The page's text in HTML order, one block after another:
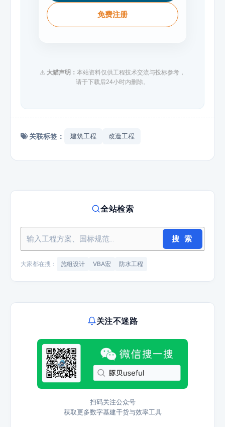
免费注册
⚠️ 大猫声明： 本站资料仅供工程技术交流与投标参考，
请于下载后24小时内删除。
关联标签： 建筑工程 改造工程
全站检索
搜 索
大家都在搜： 施组设计 VBA宏 防水工程
关注不迷路
扫码关注公众号
获取更多数字基建干货与效率工具